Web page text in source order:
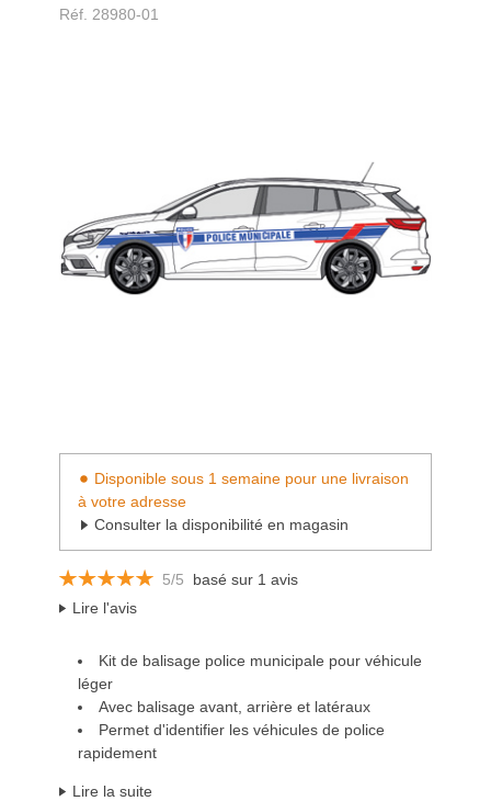
Réf. 28980-01
Disponible sous 1 semaine pour une livraison
à votre adresse
Consulter la disponibilité en magasin
5/5 basé sur 1 avis
Lire l'avis
Kit de balisage police municipale pour véhicule
léger
Avec balisage avant, arrière et latéraux
Permet d'identifier les véhicules de police
rapidement
Lire la suite